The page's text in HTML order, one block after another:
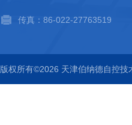
传真：86-022-27763519
版权所有©2026 天津伯纳德自控